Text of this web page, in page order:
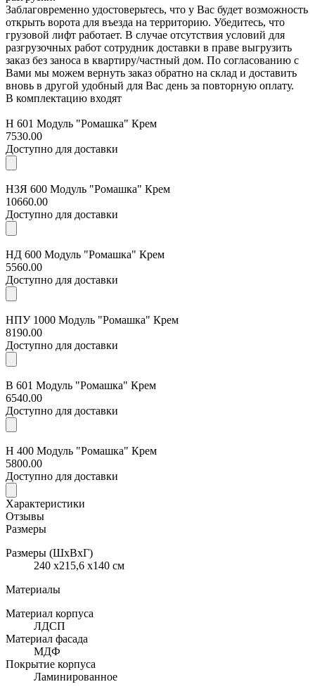
Заблаговременно удостоверьтесь, что у Вас будет возможность
открыть ворота для въезда на территорию. Убедитесь, что
грузовой лифт работает. В случае отсутствия условий для
разгрузочных работ сотрудник доставки в праве выгрузить
заказ без заноса в квартиру/частный дом. По согласованию с
Вами мы можем вернуть заказ обратно на склад и доставить
вновь в другой удобный для Вас день за повторную оплату.
В комплектацию входят
Н 601 Модуль "Ромашка" Крем
7530.00
Доступно для доставки
Н3Я 600 Модуль "Ромашка" Крем
10660.00
Доступно для доставки
НД 600 Модуль "Ромашка" Крем
5560.00
Доступно для доставки
НПУ 1000 Модуль "Ромашка" Крем
8190.00
Доступно для доставки
В 601 Модуль "Ромашка" Крем
6540.00
Доступно для доставки
Н 400 Модуль "Ромашка" Крем
5800.00
Доступно для доставки
Характеристики
Отзывы
Размеры
Размеры (ШхВхГ)
240 x215,6 x140 см
Материалы
Материал корпуса
ЛДСП
Материал фасада
МДФ
Покрытие корпуса
Ламинированное